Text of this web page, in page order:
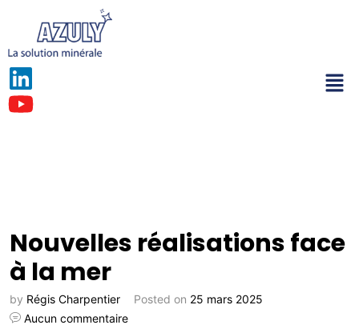
Nouvelles réalisations face
à la mer
by Régis Charpentier Posted on 25 mars 2025
Aucun commentaire